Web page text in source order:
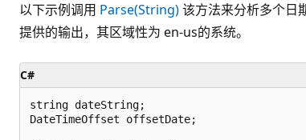
以下示例调用 Parse(String)该方法来分析多个日
提供的输出，其区域性为 en-us的系统。
C#
string dateString;
DateTimeOffset offsetDate;